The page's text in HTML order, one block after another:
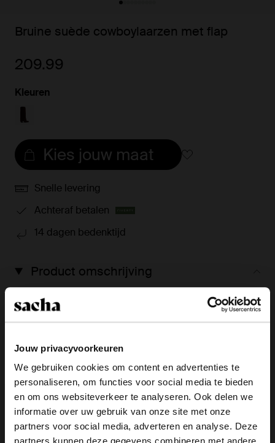
Jouw privacyvoorkeuren
We gebruiken cookies om content en advertenties te
personaliseren, om functies voor social media te bieden
en om ons websiteverkeer te analyseren. Ook delen we
informatie over uw gebruik van onze site met onze
partners voor social media, adverteren en analyse. Deze
Bruine suède cowboylaarzen met flap
209.99
Kleuren
Kies jouw maat
Snelle levering
Achteraf betalen
14 dagen bedenktijd
Product omschrijving
Deze bruine suède cowboylaarzen met flap van Sacha
hebben een hakhoogte van 7 cm, een schachthoogte
van 41 cm en een schachtomtrek van 40 cm. De
met split aan de onderkant.
Product details
Bezorgen & retour
×
View this website in English?
It looks like your language isn't Dutch. Would